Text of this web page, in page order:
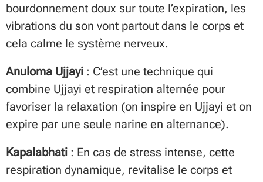
bourdonnement doux sur toute l’expiration, les
vibrations du son vont partout dans le corps et
cela calme le système nerveux.
Anuloma Ujjayi : C’est une technique qui
combine Ujjayi et respiration alternée pour
favoriser la relaxation (on inspire en Ujjayi et on
expire par une seule narine en alternance).
Kapalabhati : En cas de stress intense, cette
respiration dynamique, revitalise le corps et